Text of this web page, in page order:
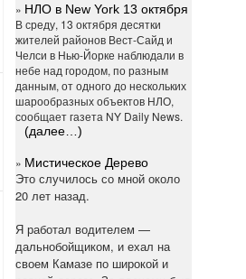
» НЛО в New York 13 октября
В среду, 13 октября десятки
жителей районов Вест-Сайд и
Челси в Нью-Йорке наблюдали в
небе над городом, по разным
данным, от одного до нескольких
шарообразных объектов НЛО,
сообщает газета NY Daily News.
(далее…)
» Мистическое Дерево
Это случилось со мной около
20 лет назад.
Я работал водителем —
дальнобойщиком, и ехал на
своем Камазе по широкой и